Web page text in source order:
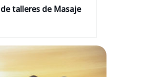
talleres de Masaje